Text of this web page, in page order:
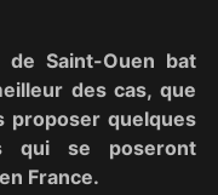
de Saint-Ouen bat
des cas, que
proposer quelques
qui se poseront
France.